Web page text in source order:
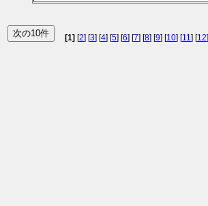
[1] [2] [3] [4] [5] [6] [7] [8] [9] [10] [11] [12